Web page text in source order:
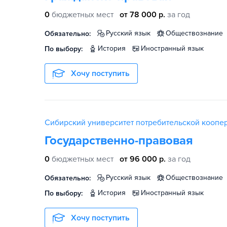
0 бюджетных мест от 78 000 р. за год
Обязательно: русский язык
обществознание
По выбору:
история иностранный язык
Хочу поступить
Сибирский университет потребительской
Государственно-правовая
0 бюджетных мест от 96 000 р. за год
Обязательно: русский язык
обществознание
По выбору:
история иностранный язык
Хочу поступить